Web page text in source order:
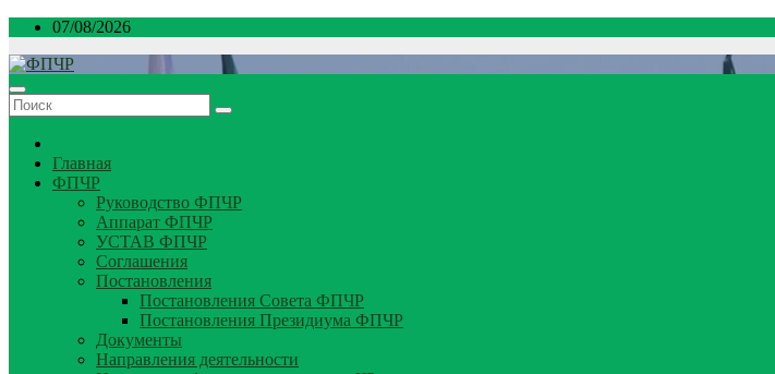
Перейти
содержимому
07/08/2026
Главная
ФПЧР
Руководство ФПЧР
Аппарат ФПЧР
УСТАВ ФПЧР
Соглашения
Постановления
Постановления Совета ФПЧР
Постановления Президиума ФПЧР
Документы
Направления деятельности